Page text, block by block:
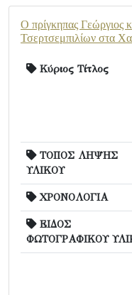
Ο πρίγκηπας Γεώργιος
Τσερτσεμπιλίων στα
Κύριος Τίτλος
ΤΟΠΟΣ ΛΗΨΗΣ
ΥΛΙΚΟΥ
ΧΡΟΝΟΛΟΓΙΑ
ΕΙΔΟΣ
ΦΩΤΟΓΡΑΦΙΚΟΥ